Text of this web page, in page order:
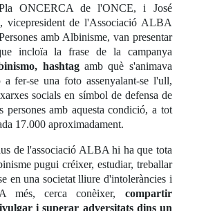
ONCERCA de l'ONCE, i José
vicepresident de l'Associació ALBA
amb Albinisme, van presentar
incloïa la frase de la campanya
hashtagamb què s'animava
fer-se una foto assenyalant-se l'ull,
socials en símbol de defensa de
persones amb aquesta condició, a tot
17.000 aproximadament.
de l'associació ALBA hi ha que tota
pugui créixer, estudiar, treballar
en una societat lliure d'intoleràncies i
més, cerca conèixer, compartir
i superar adversitats dins un